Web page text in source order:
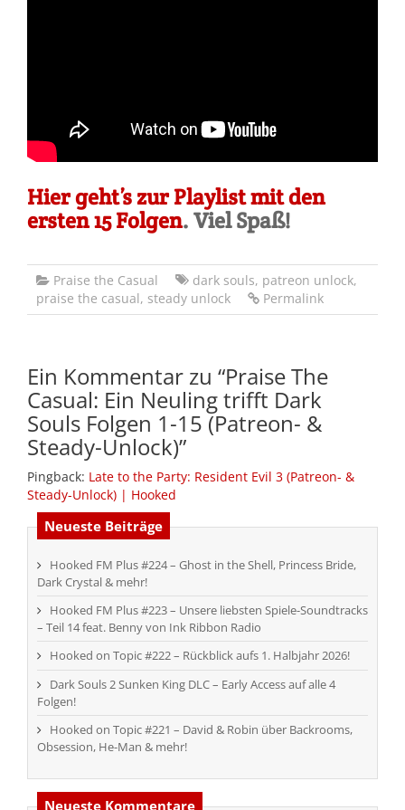
Hier geht’s zur Playlist mit den
ersten 15 Folgen. Viel Spaß!
Praise the Casual dark souls, patreon unlock,
praise the casual, steady unlock Permalink
Ein Kommentar zu “Praise The
Casual: Ein Neuling trifft Dark
Souls Folgen 1-15 (Patreon- &
Steady-Unlock)”
Pingback: Late to the Party: Resident Evil 3 (Patreon- &
Steady-Unlock) | Hooked
Neueste Beiträge
Hooked FM Plus #224 – Ghost in the Shell, Princess Bride,
Dark Crystal & mehr!
Hooked FM Plus #223 – Unsere liebsten Spiele-Soundtracks
– Teil 14 feat. Benny von Ink Ribbon Radio
Hooked on Topic #222 – Rückblick aufs 1. Halbjahr 2026!
Dark Souls 2 Sunken King DLC – Early Access auf alle 4
Folgen!
Hooked on Topic #221 – David & Robin über Backrooms,
Obsession, He-Man & mehr!
Neueste Kommentare